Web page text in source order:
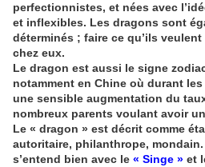
perfectionnistes, et nées avec
et inflexibles. Les dragons sont
déterminés ; faire ce qu’ils
chez eux.
Le dragon est aussi le signe
notamment en Chine où durant
une sensible augmentation du
nombreux parents voulant avoir
Le « dragon » est décrit comme
autoritaire, philanthrope,
s’entend bien avec le « Singe » et